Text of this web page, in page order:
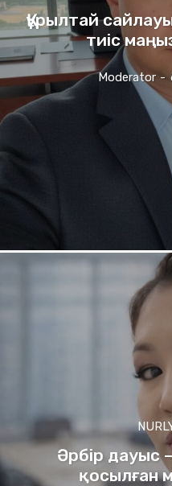
Құрылтай
тиіс
Moderator -
Әрбір дауыс
қосылған